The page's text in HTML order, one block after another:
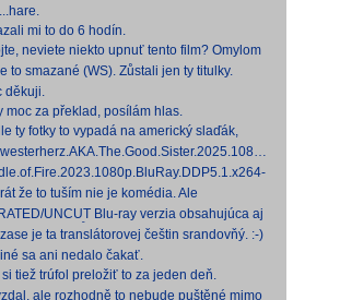
mi to do 6 hodín.
neviete niekto upnuť tento film? Omylom
ho vymazal a neviem ho nikde nájsť. Robil
na
to smazané (WS). Zůstali jen ty titulky.
děkuji.
moc za překlad, posílám hlas.
ty fotky to vypadá na americký slaďák,
opak je pravdou..... Kdysi jsem četl i
cinepth [5,88 GB] Nemecké
[18,74 GB]
že to tuším nie je komédia. Ale
sa môže konať. Možno príde aj
pes a tomu
UNCUT Blu-ray verzia obsahujúca aj
Skarsgårda, explicitnejšie zábery sexu
je ta translátorovej češtin srandovňý. :-)
sa ani nedalo čakať.
si tiež trúfol preložiť to za jeden deň.
ale rozhodně to nebude puštěné mimo